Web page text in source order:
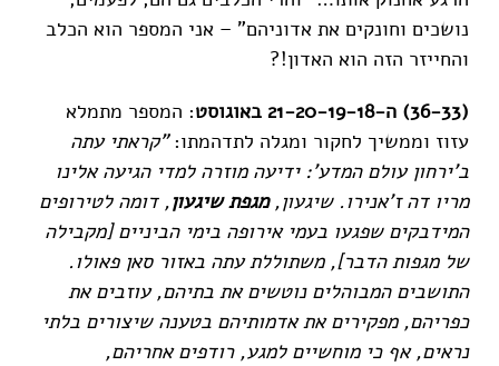
נושכים וחונקים את אדוניהם" – אני המספר הוא הכלב
והחייזר הזה הוא האדון!?
(36-33) ה-21-20-19-18 באוגוסט
: המספר מתמלא
עזוז וממשיך לחקור ומגלה לתדהמתו: "קראתי עתה
ב'ירחון עולם המדע': ידיעה מוזרה למדי הגיעה אלינו
מריו דה ז'אנירו. שיגעון,מגפת שיגעון, דומה לטירופים
המידבקים שפגעו בעמי אירופה בימי הביניים [מקבילה
של מגפות הדבר], משתוללת עתה באזור סאן פאולו.
התושבים המבוהלים נוטשים את בתיהם, עוזבים את
כפריהם, מפקירים את אדמותיהם בטענה שיצורים בלתי
נראים, אף כי מוחשיים למגע, רודפים אחריהם,